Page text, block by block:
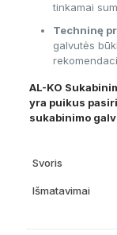
tinkamai
Techninę
galvutės
AL-KO
yra puikus
sukabinimo
Svoris
Išmatavimai